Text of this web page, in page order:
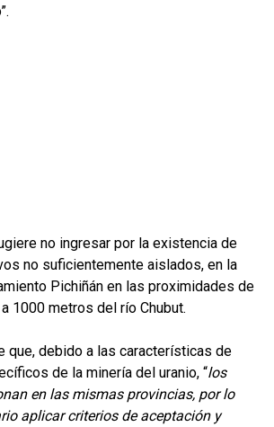
no ingresar por la existencia de
no suficientemente aislados, en la
Pichiñán en las proximidades de
1000 metros del río Chubut.
que, debido a las características de
de la minería del uranio, “los
en las mismas provincias, por lo
aplicar criterios de aceptación y